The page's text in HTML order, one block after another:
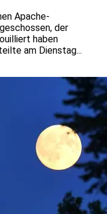
Apache-
der
haben
am Dienstag...